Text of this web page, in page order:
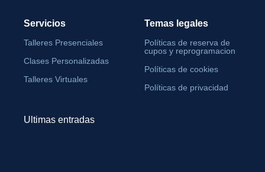
Servicios
Talleres Presenciales
Clases Personalizadas
Talleres Virtuales
Temas legales
Políticas de reserva de
cupos y reprogramacion
Políticas de cookies
Políticas de privacidad
Ultimas entradas